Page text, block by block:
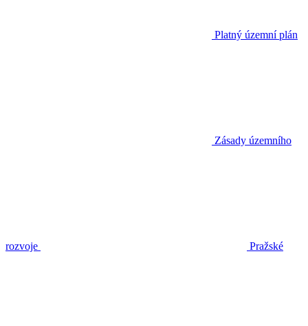
Platný územní plán
Zásady územního
rozvoje Pražské